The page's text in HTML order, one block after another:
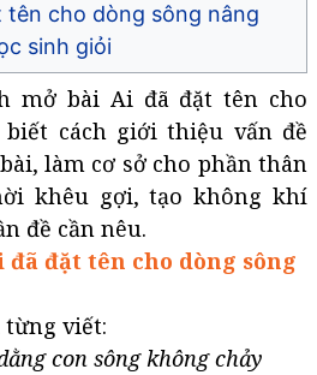
tên cho dòng sông nâng
sinh giỏi
mở bài Ai đã đặt tên cho
biết cách giới thiệu vấn đề
làm cơ sở cho phần thân
khêu gợi, tạo không khí
đề cần nêu.
đặt tên cho dòng sông
từng viết:
con sông không chảy